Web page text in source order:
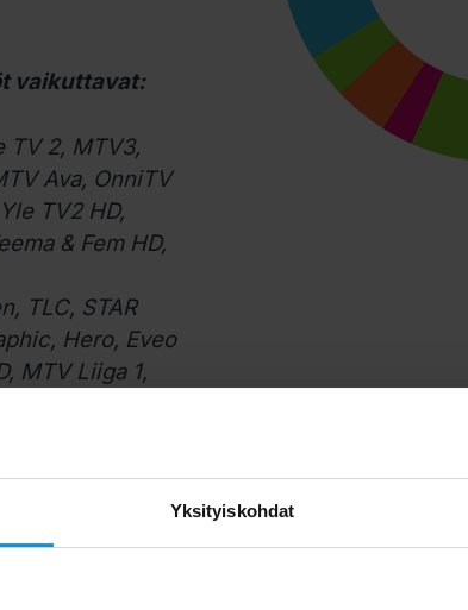
Yksityiskohdat
vaikuttavat:
TV 2, MTV3,
Ava, OnniTV
TV2 HD,
& Fem HD,
TLC, STAR
Hero, Eveo
MTV Liiga 1,
MTV Aitio,
Jim, Alfa, MT,